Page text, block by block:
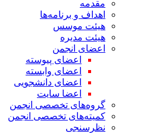
مقدمه
اهداف و برنامه‌ها
هیئت موسس
هیئت مدیره
اعضای انجمن
اعضای پیوسته
اعضای وابسته
اعضای دانشجویی
اعضا سایت
گروه‌های تخصصی انجمن
کمیته‌های تخصصی انجمن
نظرسنجی